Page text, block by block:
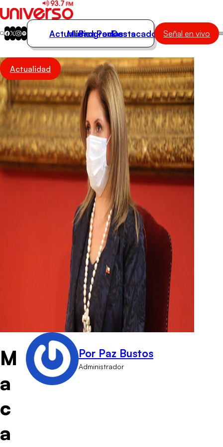
Actualidad
Música
Programas
Podcasts
Destacados
Actualidad
Música
Programas
Podcasts
Destacados Señal en vivo
Actualidad
M
a
c
a
Por Paz Bustos
Administrador